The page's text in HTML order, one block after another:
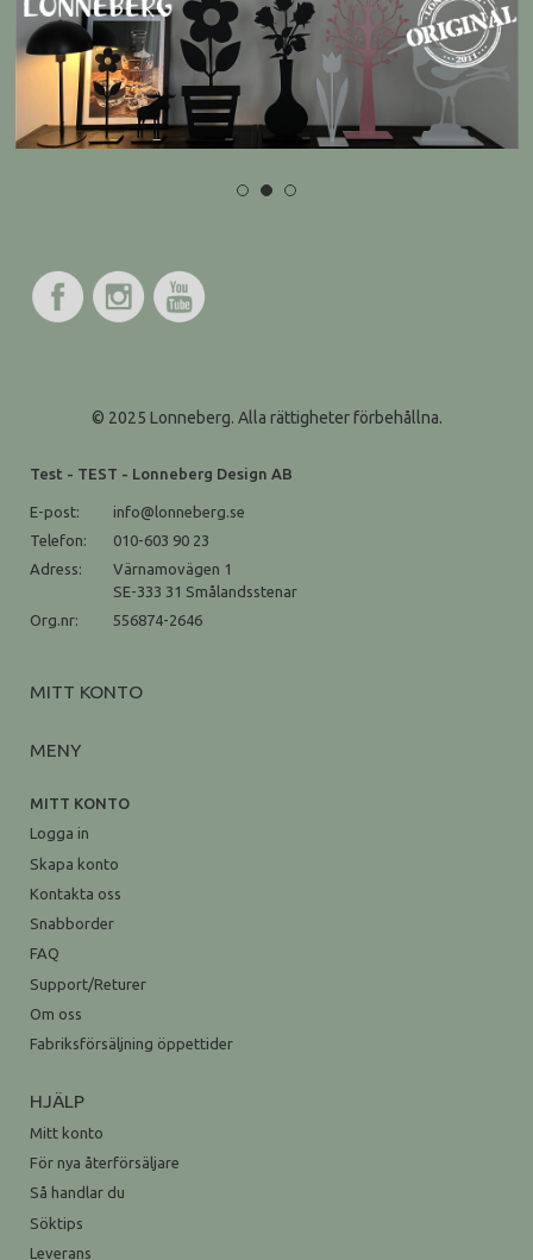
© 2025 Lonneberg. Alla rättigheter förbehållna.
Test - TEST - Lonneberg Design AB
E-post:
info@lonneberg.se
Telefon:
010-603 90 23
Adress:
Värnamovägen 1
SE-333 31 Smålandsstenar
Org.nr:
556874-2646
MITT KONTO
MENY
MITT KONTO
Logga in
Skapa konto
Kontakta oss
Snabborder
FAQ
Support/Returer
Om oss
Fabriksförsäljning öppettider
HJÄLP
Mitt konto
För nya återförsäljare
Så handlar du
Söktips
Leverans